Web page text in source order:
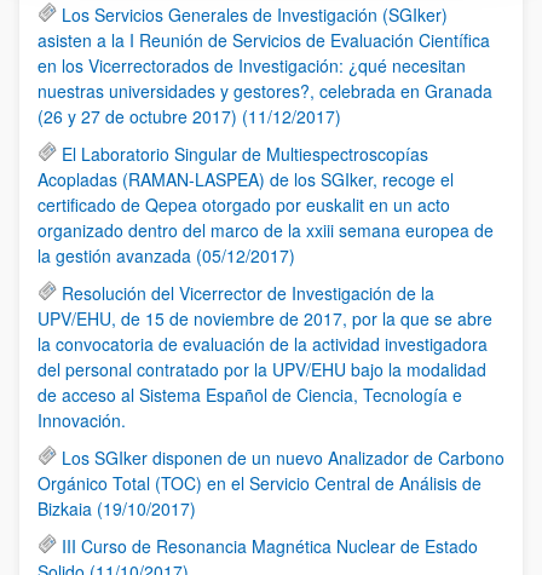
Los Servicios Generales de Investigación (SGIker)
asisten a la I Reunión de Servicios de Evaluación Científica
en los Vicerrectorados de Investigación: ¿qué necesitan
nuestras universidades y gestores?, celebrada en Granada
(26 y 27 de octubre 2017) (11/12/2017)
El Laboratorio Singular de Multiespectroscopías
Acopladas (RAMAN-LASPEA) de los SGIker, recoge el
certificado de Qepea otorgado por euskalit en un acto
organizado dentro del marco de la xxiii semana europea de
la gestión avanzada (05/12/2017)
Resolución del Vicerrector de Investigación de la
UPV/EHU, de 15 de noviembre de 2017, por la que se abre
la convocatoria de evaluación de la actividad investigadora
del personal contratado por la UPV/EHU bajo la modalidad
de acceso al Sistema Español de Ciencia, Tecnología e
Innovación.
Los SGIker disponen de un nuevo Analizador de Carbono
Orgánico Total (TOC) en el Servicio Central de Análisis de
Bizkaia (19/10/2017)
III Curso de Resonancia Magnética Nuclear de Estado